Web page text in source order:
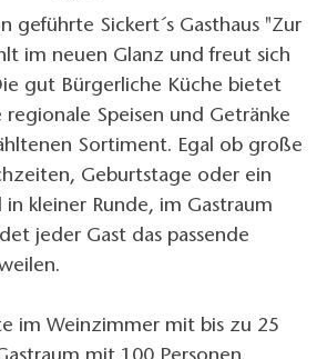
geführte Sickert´s Gasthaus "Zur
im neuen Glanz und freut sich
gut Bürgerliche Küche bietet
regionale Speisen und Getränke
Sortiment. Egal ob große
Geburtstage oder ein
kleiner Runde, im Gastraum
jeder Gast das passende
im Weinzimmer mit bis zu 25